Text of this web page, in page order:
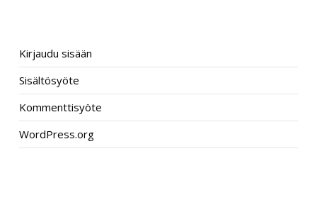
Kirjaudu sisään
Sisältösyöte
Kommenttisyöte
WordPress.org